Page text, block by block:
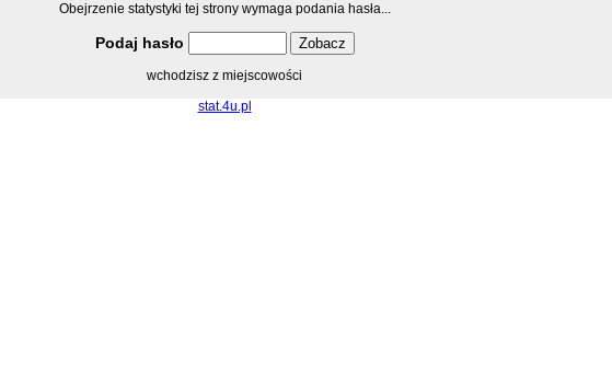
Obejrzenie statystyki tej strony wymaga podania hasła...
Podaj hasło
wchodzisz z miejscowości
stat.4u.pl